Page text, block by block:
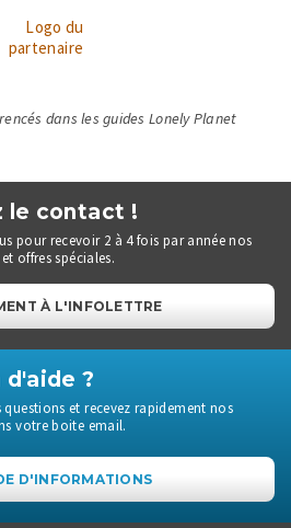
dans les guides Lonely Planet
le contact !
pour recevoir 2 à 4 fois par année nos
offres spéciales.
À L'INFOLETTRE
d'aide ?
questions et recevez rapidement nos
votre boite email.
D'INFORMATIONS